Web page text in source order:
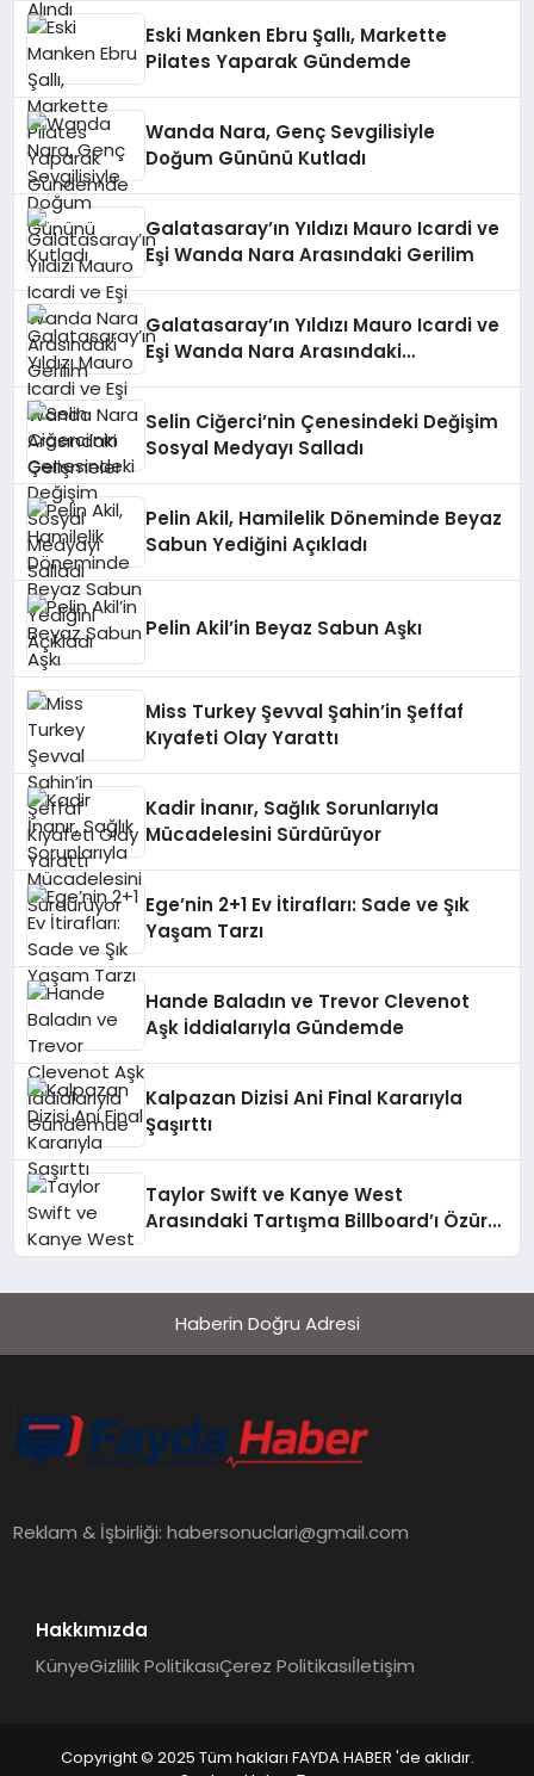
Eski Manken Ebru Şallı, Markette
Pilates Yaparak Gündemde
Wanda Nara, Genç Sevgilisiyle
Doğum Gününü Kutladı
Galatasaray’ın Yıldızı Mauro Icardi ve
Eşi Wanda Nara Arasındaki Gerilim
Galatasaray’ın Yıldızı Mauro Icardi ve
Eşi Wanda Nara Arasındaki
Selin Ciğerci’nin Çenesindeki Değişim
Sosyal Medyayı Salladı
Pelin Akil, Hamilelik Döneminde Beyaz
Sabun Yediğini Açıkladı
Pelin Akil’in Beyaz Sabun Aşkı
Miss Turkey Şevval Şahin’in Şeffaf
Kıyafeti Olay Yarattı
Kadir İnanır, Sağlık Sorunlarıyla
Mücadelesini Sürdürüyor
Ege’nin 2+1 Ev İtirafları: Sade ve Şık
Yaşam Tarzı
Hande Baladın ve Trevor Clevenot
Aşk İddialarıyla Gündemde
Kalpazan Dizisi Ani Final Kararıyla
Şaşırttı
Taylor Swift ve Kanye West
Arasındaki Tartışma Billboard’ı Özür
Haberin Doğru Adresi
Reklam & İşbirliği:habersonuclari@gmail.com
Hakkımızda
KünyeGizlilik PolitikasıÇerez Politikasıİletişim
Copyright © 2025 Tüm hakları FAYDA HABER 'de aklıdır.